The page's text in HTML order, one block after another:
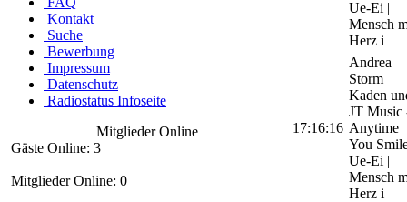
Kontakt
Suche
Bewerbung
Impressum
Datenschutz
Radiostatus Infoseite
Mitglieder Online
Gäste Online: 3
Mitglieder Online: 0
Ue-Ei |
Mensch
Herz i
17:16:16
Andrea
Storm
Kaden
JT Music
Anytime
You
Ue-Ei |
Mensch
Herz i